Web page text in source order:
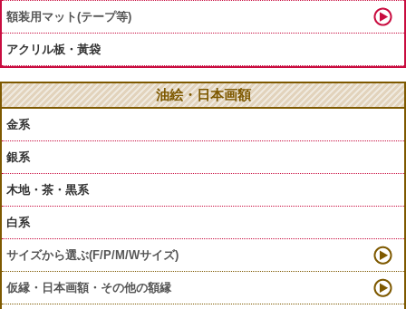
額装用マット(テープ等)
アクリル板・黃袋
油絵・日本画額
金系
銀系
木地・茶・黒系
白系
サイズから選ぶ(F/P/M/Wサイズ)
仮縁・日本画額・その他の額縁